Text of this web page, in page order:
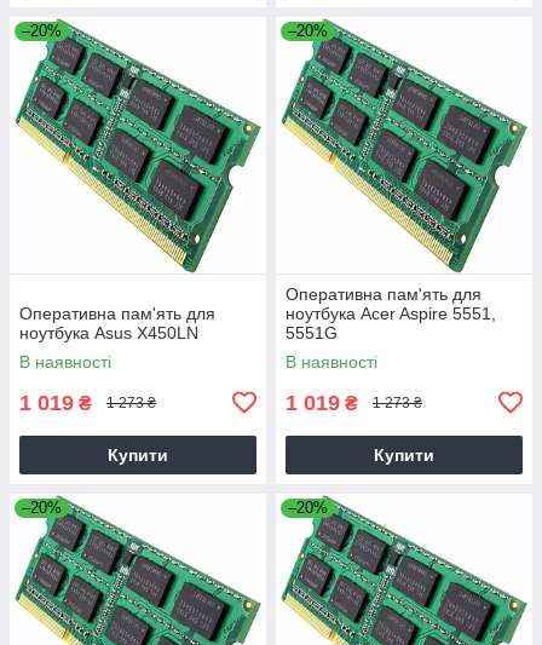
–20%
Оперативна пам'ять для
ноутбука Asus X450LN
В наявності
1 019 ₴ 1 273 ₴
Купити
–20%
Оперативна пам'ять для
ноутбука Acer Aspire 5551,
5551G
В наявності
1 019 ₴ 1 273 ₴
Купити
–20% –20%